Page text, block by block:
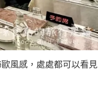
風感，處處都可以看見